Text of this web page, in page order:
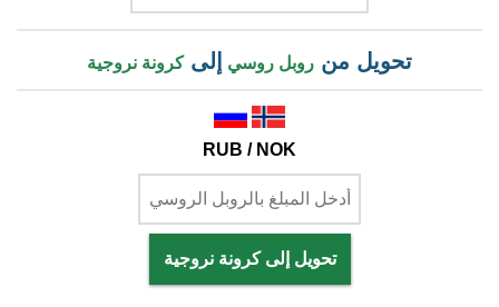
تحويل من روبل روسي إلىكرونة نروجية
RUB / NOK
تحويل إلى كرونة نروجية